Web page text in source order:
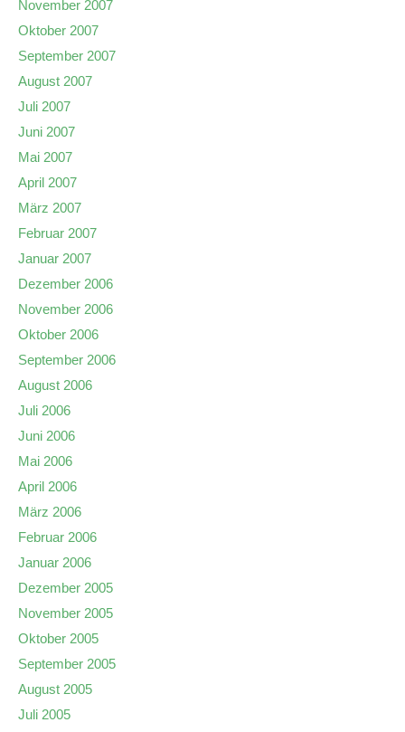
November 2007
Oktober 2007
September 2007
August 2007
Juli 2007
Juni 2007
Mai 2007
April 2007
März 2007
Februar 2007
Januar 2007
Dezember 2006
November 2006
Oktober 2006
September 2006
August 2006
Juli 2006
Juni 2006
Mai 2006
April 2006
März 2006
Februar 2006
Januar 2006
Dezember 2005
November 2005
Oktober 2005
September 2005
August 2005
Juli 2005